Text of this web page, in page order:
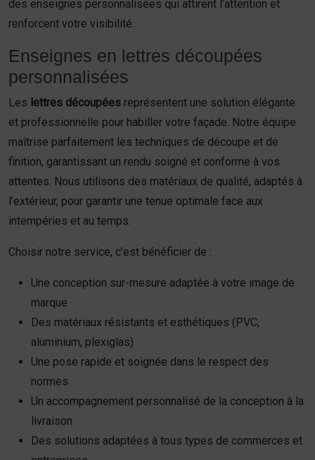
des enseignes personnalisées qui attirent l’attention et
renforcent votre visibilité.
Enseignes en lettres découpées
personnalisées
Les lettres découpées représentent une solution élégante
et professionnelle pour habiller votre façade. Notre équipe
maîtrise parfaitement les techniques de découpe et de
finition, garantissant un rendu soigné et conforme à vos
attentes. Nous utilisons des matériaux de qualité, adaptés à
l’extérieur, pour garantir une tenue optimale face aux
intempéries et au temps.
Choisir notre service, c’est bénéficier de :
Une conception sur-mesure adaptée à votre image de
marque
Des matériaux résistants et esthétiques (PVC,
aluminium, plexiglas)
Une pose rapide et soignée dans le respect des
normes
Un accompagnement personnalisé de la conception à la
livraison
Des solutions adaptées à tous types de commerces et